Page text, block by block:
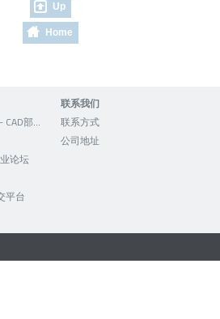
Up
Home
论坛
平台
联系我们
联系方式
公司地址